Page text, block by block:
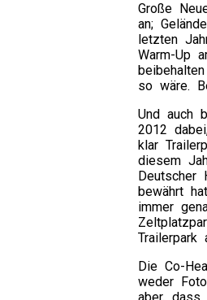
Große
an;
letzten
Warm-Up
so wäre.
Und auch
2012
klar
diesem
Deutscher
bewährt
immer
Trailerpark
Die Co-
weder